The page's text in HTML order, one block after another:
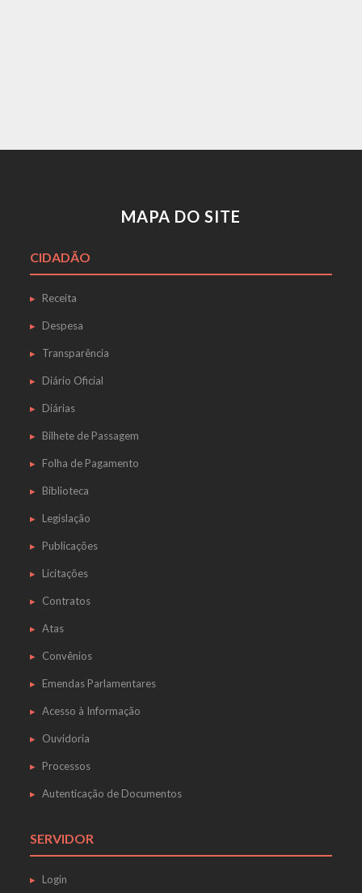
MAPA DO SITE
CIDADÃO
Receita
Despesa
Transparência
Diário Oficial
Diárias
Bilhete de Passagem
Folha de Pagamento
Biblioteca
Legislação
Publicações
Licitações
Contratos
Atas
Convênios
Emendas Parlamentares
Acesso à Informação
Ouvidoria
Processos
Autenticação de Documentos
SERVIDOR
Login